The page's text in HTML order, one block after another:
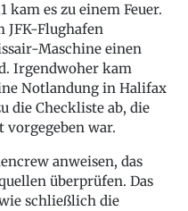
kam es zu einem Feuer.
JFK-Flughafen
Maschine einen
Irgendwoher kam
Notlandung in Halifax
die Checkliste ab, die
vorgegeben war.
anweisen, das
überprüfen. Das
schließlich die